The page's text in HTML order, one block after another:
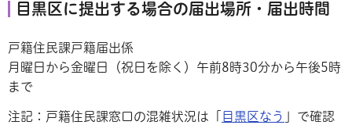
目黒区に提出する場合の届出場所・届出時間
戸籍住民課戸籍届出係
月曜日から金曜日（祝日を除く）午前8時30分から午後5時
まで
注記：戸籍住民課窓口の混雑状況は「 目黒区なう
」で確認